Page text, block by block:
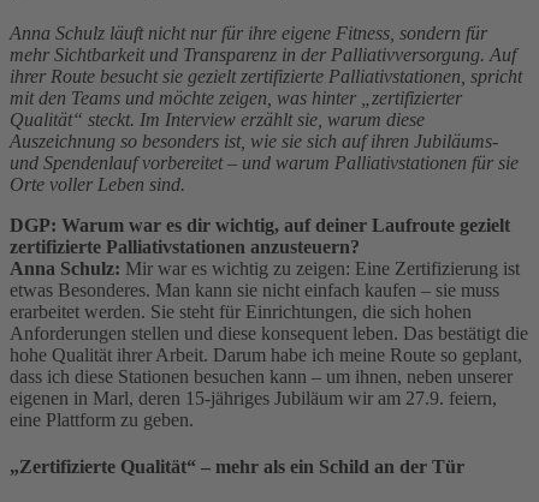
Anna Schulz läuft nicht nur für ihre eigene Fitness, sondern für
mehr Sichtbarkeit und Transparenz in der Palliativversorgung. Auf
ihrer Route besucht sie gezielt zertifizierte Palliativstationen, spricht
mit den Teams und möchte zeigen, was hinter „zertifizierter
Qualität“ steckt. Im Interview erzählt sie, warum diese
Auszeichnung so besonders ist, wie sie sich auf ihren Jubiläums-
und Spendenlauf vorbereitet – und warum Palliativstationen für sie
Orte voller Leben sind.
DGP: Warum war es dir wichtig, auf deiner Laufroute gezielt
zertifizierte Palliativstationen anzusteuern?
Anna Schulz: Mir war es wichtig zu zeigen: Eine Zertifizierung ist
etwas Besonderes. Man kann sie nicht einfach kaufen – sie muss
erarbeitet werden. Sie steht für Einrichtungen, die sich hohen
Anforderungen stellen und diese konsequent leben. Das bestätigt die
hohe Qualität ihrer Arbeit. Darum habe ich meine Route so geplant,
dass ich diese Stationen besuchen kann – um ihnen, neben unserer
eigenen in Marl, deren 15-jähriges Jubiläum wir am 27.9. feiern,
eine Plattform zu geben.
„Zertifizierte Qualität“ – mehr als ein Schild an der Tür